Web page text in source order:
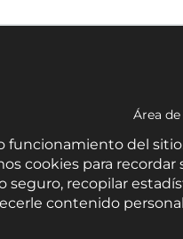
Área
C/
CP
Aviso
funcionamiento del
cookies para recordar
seguro, recopilar
contenido